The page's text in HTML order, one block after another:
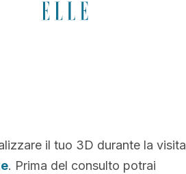
il tuo 3D durante la visita
. Prima del consulto potrai